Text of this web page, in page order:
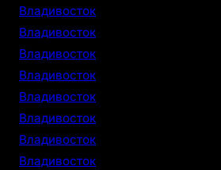
Владивосток
Владивосток
Владивосток
Владивосток
Владивосток
Владивосток
Владивосток
Владивосток